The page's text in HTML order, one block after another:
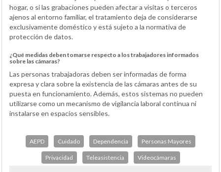
hogar, o si las grabaciones pueden afectar a visitas o terceros
ajenos al entorno familiar, el tratamiento deja de considerarse
exclusivamente doméstico y está sujeto a la normativa de
protección de datos.
¿Qué medidas deben tomarse respecto a los trabajadores informados
sobre las cámaras?
Las personas trabajadoras deben ser informadas de forma
expresa y clara sobre la existencia de las cámaras antes de su
puesta en funcionamiento. Además, estos sistemas no pueden
utilizarse como un mecanismo de vigilancia laboral continua ni
instalarse en espacios sensibles.
AEPD Cuidado Dependencia Personas Mayores
Privacidad Teleasistencia Videocámaras